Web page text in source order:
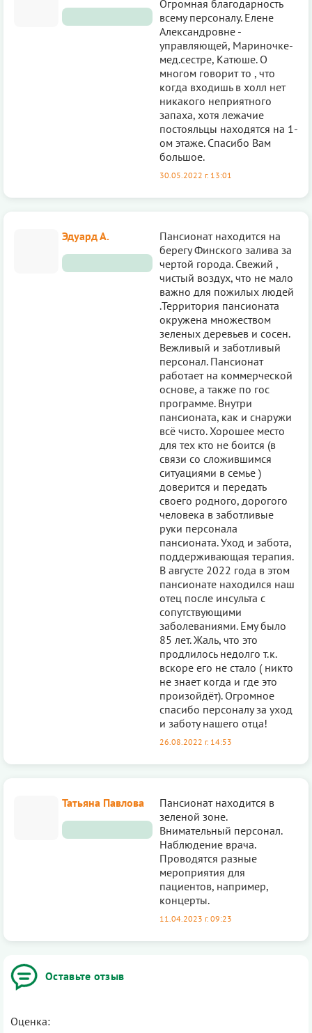
Оставьте отзыв
Оценка:
Огромная благодарность
всему персоналу. Елене
Александровне -
управляющей, Мариночке-
мед.сестре, Катюше. О
многом говорит то , что
когда входишь в холл нет
никакого неприятного
запаха, хотя лежачие
постояльцы находятся на 1-
ом этаже. Спасибо Вам
большое.
30.05.2022 г. 13:01
Эдуард А.
Пансионат находится на
берегу Финского залива за
чертой города. Свежий ,
чистый воздух, что не мало
важно для пожилых людей
.Территория пансионата
окружена множеством
зеленых деревьев и сосен.
Вежливый и заботливый
персонал. Пансионат
работает на коммерческой
основе, а также по гос
программе. Внутри
пансионата, как и снаружи
всё чисто. Хорошее место
для тех кто не боится (в
связи со сложившимся
ситуациями в семье )
доверится и передать
своего родного, дорогого
человека в заботливые
руки персонала
пансионата. Уход и забота,
поддерживающая терапия.
В августе 2022 года в этом
пансионате находился наш
отец после инсульта с
сопутствующими
заболеваниями. Ему было
85 лет. Жаль, что это
продлилось недолго т.к.
вскоре его не стало ( никто
не знает когда и где это
произойдёт). Огромное
спасибо персоналу за уход
и заботу нашего отца!
26.08.2022 г. 14:53
Татьяна Павлова
Пансионат находится в
зеленой зоне.
Внимательный персонал.
Наблюдение врача.
Проводятся разные
мероприятия для
пациентов, например,
концерты.
11.04.2023 г. 09:23